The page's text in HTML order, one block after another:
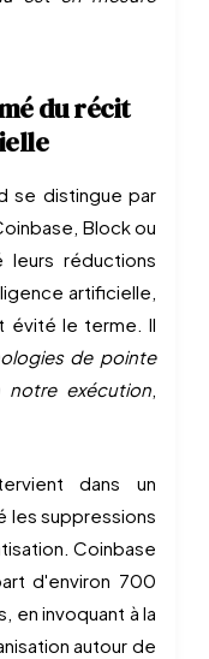
du récit
se distingue par
Block ou
leurs réductions
artificielle,
évité le terme. Il
de pointe
notre exécution,
dans un
les suppressions
Coinbase
d'environ 700
en invoquant à la
autour de